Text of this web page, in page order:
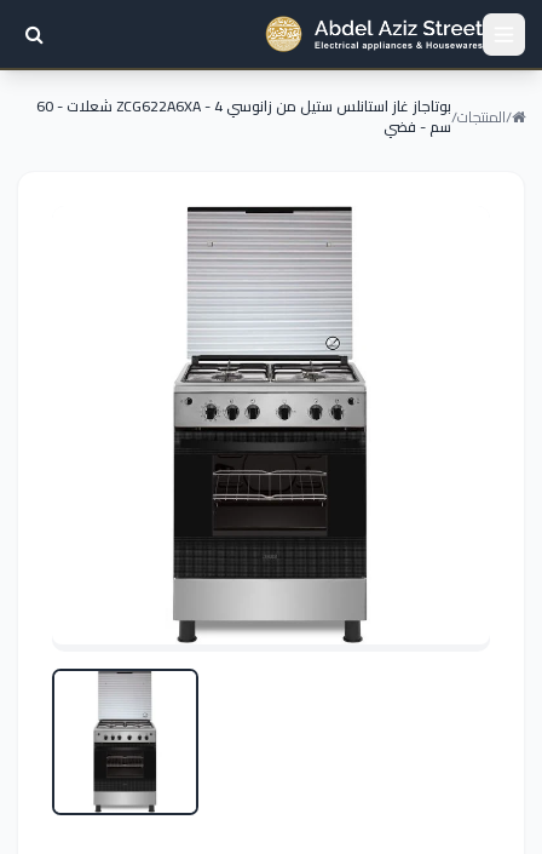
/المنتجات/ بوتاجاز غاز استانلس ستيل من زانوسي ZCG622A6XA - 4 شعلات - 60
سم - فضي